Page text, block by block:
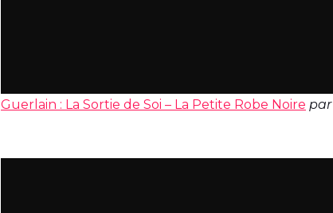
Guerlain : La Sortie de Soi – La Petite Robe Noire par